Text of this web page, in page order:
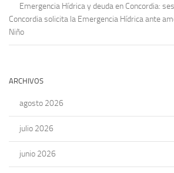
Emergencia Hídrica y deuda en Concordia:
Concordia solicita la Emergencia Hídrica ante
Niño
ARCHIVOS
agosto 2026
julio 2026
junio 2026